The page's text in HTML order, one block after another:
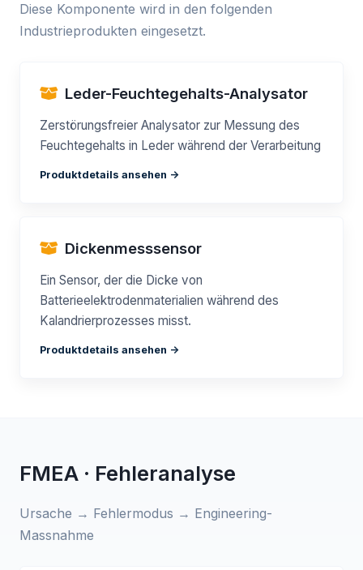
Diese Komponente wird in den folgenden
Industrieprodukten eingesetzt.
Leder-Feuchtegehalts-Analysator
Zerstörungsfreier Analysator zur Messung des
Feuchtegehalts in Leder während der Verarbeitung
Produktdetails ansehen ->
Dickenmesssensor
Ein Sensor, der die Dicke von
Batterieelektrodenmaterialien während des
Kalandrierprozesses misst.
Produktdetails ansehen ->
FMEA · Fehleranalyse
Ursache → Fehlermodus → Engineering-
Massnahme